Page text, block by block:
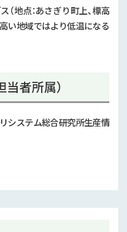
地点：あさぎり町上、標高
い地域ではより低温になる
者所属）
システム総合研究所生産情